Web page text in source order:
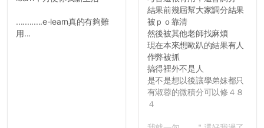
............e-learn真的有夠難
用...
結果前幾屆幫大家調分結果
被ｐｏ靠清
然後被其他老師找麻煩
現在本來想歐趴的結果有人
作弊被抓
搞得裡外不是人
是不是想以後讓學弟妹都只
有淑蓉的微積分可以修４８
４